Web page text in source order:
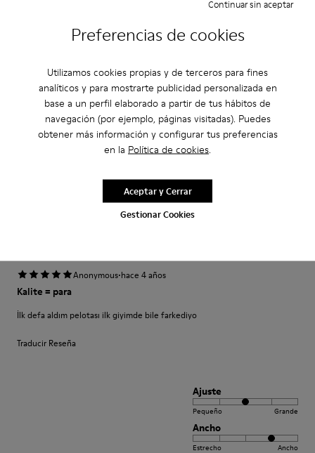
Preferencias de cookies
Utilizamos cookies propias y de terceros para fines
analíticos y para mostrarte publicidad personalizada en
base a un perfil elaborado a partir de tus hábitos de
navegación (por ejemplo, páginas visitadas). Puedes
obtener más información y configurar tus preferencias
en la Política de cookies.
Gestionar Cookies
Continuar sin aceptar
Aceptar y Cerrar
Perfekt
Es ist mein dritter Pelotas-Schuh der perfekt sitzt und Halt bietet.
Allerdings: Das Schnürsenkel-System ist etwas gewöhnungsbedürftig.
Traducir Reseña
Ajuste
Pequeño
Ancho
Anonymous·hace 4 años
Kalite = para
İlk defa aldım pelotası ilk giyimde bile farkediyo
Traducir Reseña
Ajuste
Pequeño Grande
Ancho
Estrecho Ancho